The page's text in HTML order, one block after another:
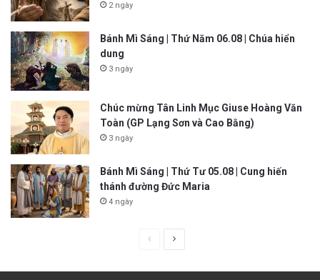
2 ngày
Bánh Mì Sáng | Thứ Năm 06.08 | Chúa hiển
dung
3 ngày
Chúc mừng Tân Linh Mục Giuse Hoàng Văn
Toàn (GP Lạng Sơn và Cao Bằng)
3 ngày
Bánh Mì Sáng | Thứ Tư 05.08 | Cung hiến
thánh đường Đức Maria
4 ngày